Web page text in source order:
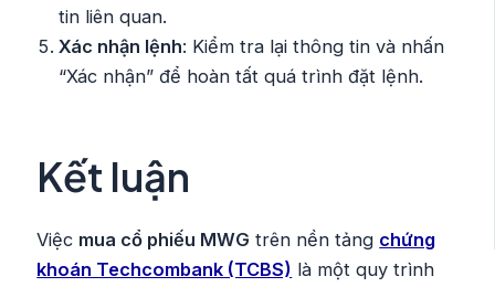
tin liên quan.
Xác nhận lệnh: Kiểm tra lại thông tin và nhấn
“Xác nhận” để hoàn tất quá trình đặt lệnh.
Kết luận
Việc mua cổ phiếu MWG trên nền tảng chứng
khoán Techcombank (TCBS) là một quy trình